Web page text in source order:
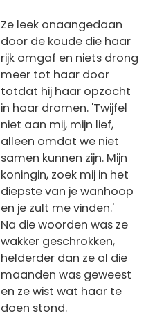
Ze leek onaangedaan
door de koude die haar
rijk omgaf en niets drong
meer tot haar door
totdat hij haar opzocht
in haar dromen. 'Twijfel
niet aan mij, mijn lief,
alleen omdat we niet
samen kunnen zijn. Mijn
koningin, zoek mij in het
diepste van je wanhoop
en je zult me vinden.'
Na die woorden was ze
wakker geschrokken,
helderder dan ze al die
maanden was geweest
en ze wist wat haar te
doen stond.